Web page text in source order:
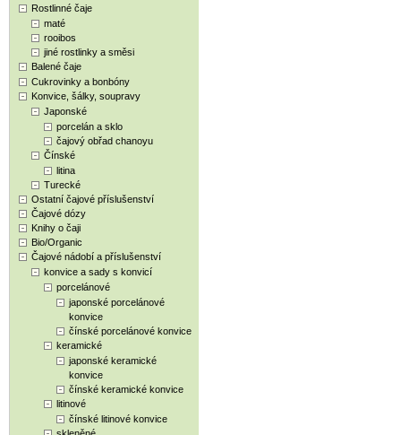
Rostlinné čaje
maté
rooibos
jiné rostlinky a směsi
Balené čaje
Cukrovinky a bonbóny
Konvice, šálky, soupravy
Japonské
porcelán a sklo
čajový obřad chanoyu
Čínské
litina
Turecké
Ostatní čajové příslušenství
Čajové dózy
Knihy o čaji
Bio/Organic
Čajové nádobí a příslušenství
konvice a sady s konvicí
porcelánové
japonské porcelánové
konvice
čínské porcelánové konvice
keramické
japonské keramické
konvice
čínské keramické konvice
litinové
čínské litinové konvice